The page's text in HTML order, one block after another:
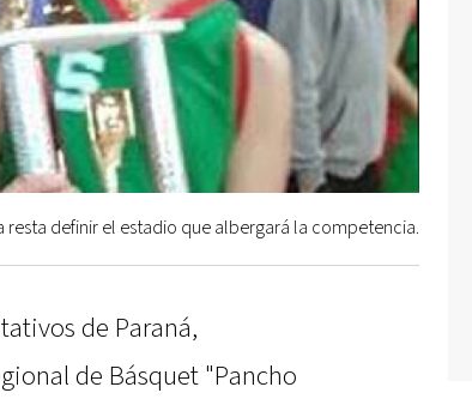
resta definir el estadio que albergará la competencia.
de Paraná,
de Básquet "Pancho